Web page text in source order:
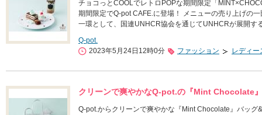
チョコっとCOOLでレトロPOPな期間限定「
期間限定でQ-pot CAFE.に登場！ メニューの売り上げの
一環として、国連UNHCR協会を通じてUNHCRが展開す
Q-pot.
2023年5月24日12時0分
ファッション レディー
クリーンで爽やかなQ-pot.の『Mint Chocolate
Q-pot.からクリーンで爽やかな『Mint Chocolate』バッ